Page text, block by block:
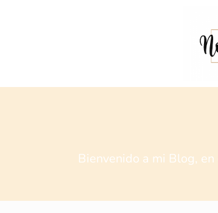
Bienvenido a mi Blog,